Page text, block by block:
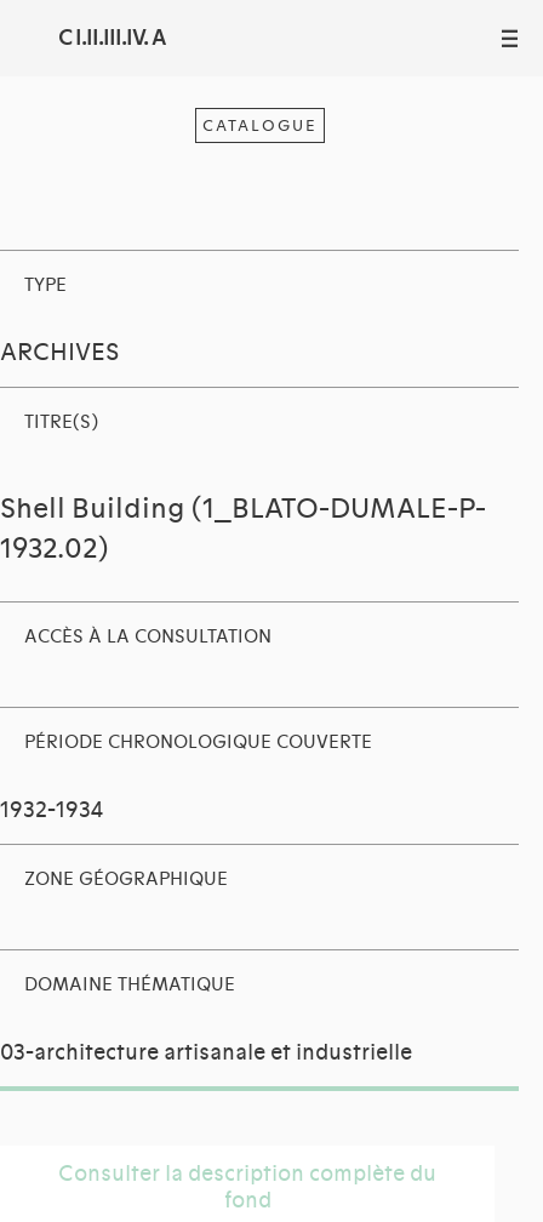
C I.II.III.IV. A III
CATALOGUE
TYPE
ARCHIVES
TITRE(S)
Shell Building (1_BLATO-DUMALE-P-
1932.02)
ACCÈS À LA CONSULTATION
PÉRIODE CHRONOLOGIQUE COUVERTE
1932-1934
ZONE GÉOGRAPHIQUE
DOMAINE THÉMATIQUE
03-architecture artisanale et industrielle
Consulter la description complète du
fond